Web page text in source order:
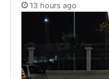
13 hours ago